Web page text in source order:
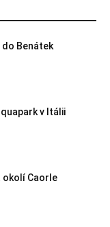
Benátek
v Itálii
okolí Caorle